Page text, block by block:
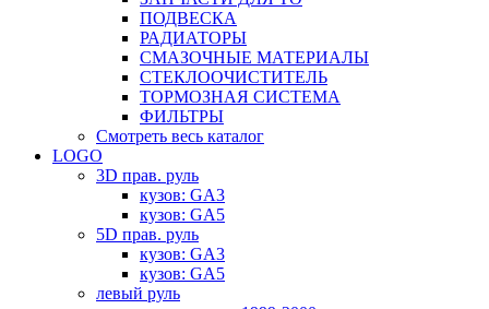
ПОДВЕСКА
РАДИАТОРЫ
СМАЗОЧНЫЕ МАТЕРИАЛЫ
СТЕКЛООЧИСТИТЕЛЬ
ТОРМОЗНАЯ СИСТЕМА
ФИЛЬТРЫ
Смотреть весь каталог
LOGO
3D прав. руль
кузов: GA3
кузов: GA5
5D прав. руль
кузов: GA3
кузов: GA5
левый руль